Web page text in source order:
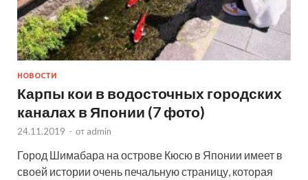
НОВОСТИ
Карпы кои в водосточных городских
каналах в Японии (7 фото)
24.11.2019 - от admin
Город Шимабара на острове Кюсю в Японии имеет в
своей истории очень печальную страницу, которая